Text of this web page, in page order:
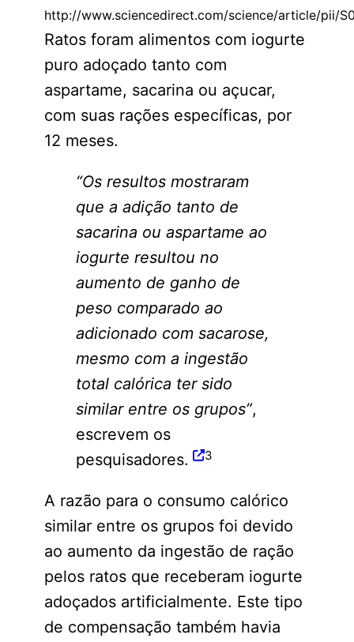
http://www.sciencedirect.com/science/article/pii/
Ratos foram alimentos com iogurte
puro adoçado tanto com
aspartame, sacarina ou açucar,
com suas rações específicas, por
12 meses.
“Os resultos mostraram
que a adição tanto de
sacarina ou aspartame ao
iogurte resultou no
aumento de ganho de
peso comparado ao
adicionado com sacarose,
mesmo com a ingestão
total calórica ter sido
similar entre os grupos”,
escrevem os
pesquisadores.
3
A razão para o consumo calórico
similar entre os grupos foi devido
ao aumento da ingestão de ração
pelos ratos que receberam iogurte
adoçados artificialmente. Este tipo
de compensação também havia